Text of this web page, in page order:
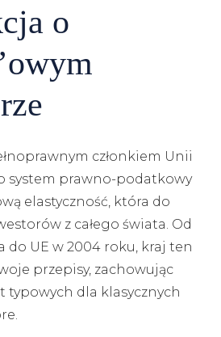
o
członkiem Unii
system prawno-podatkowy
elastyczność, która do
z całego świata. Od
do UE w 2004 roku, kraj ten
przepisy, zachowując
typowych dla klasycznych